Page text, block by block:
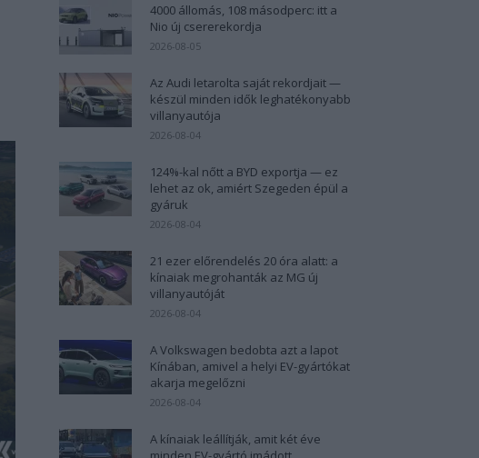
4000 állomás, 108 másodperc: itt a
Nio új csererekordja
2026-08-05
Az Audi letarolta saját rekordjait —
készül minden idők leghatékonyabb
villanyautója
2026-08-04
124%-kal nőtt a BYD exportja — ez
lehet az ok, amiért Szegeden épül a
gyáruk
2026-08-04
21 ezer előrendelés 20 óra alatt: a
kínaiak megrohanták az MG új
villanyautóját
2026-08-04
A Volkswagen bedobta azt a lapot
Kínában, amivel a helyi EV-gyártókat
akarja megelőzni
2026-08-04
A kínaiak leállítják, amit két éve